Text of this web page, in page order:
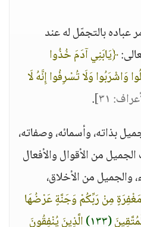
عباده بالتجمّل له عند
﴿يَابَنِي آدَمَ خُذُوا
وَلَا تُسْرِفُوا إِنَّهُ لَا
٣١]
.
بذاته، وأسمائه، وصفاته،
من الأقوال والأفعال
والجميل من الأخلاق،
مِنْ رَبِّكُمْ وَجَنَّةٍ عَرْضُهَا
(١٣٣)
الَّذِينَ يُنْفِقُونَ